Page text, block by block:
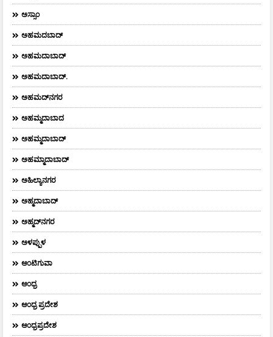
ಅಸ್ಸಾಂ
ಅಹಮದಬಾದ್
ಅಹಮದಾಬಾದ್
ಅಹಮದಾಬಾದ್‌.
ಅಹಮದ್‌ನಗರ
ಅಹಮ್ಮದಾಬಾದ
ಅಹಮ್ಮದಾಬಾದ್
ಅಹಮ್ಮಾದಾಬಾದ್
ಅಹಿಲ್ಯಾನಗರ
ಅಹ್ಮದಾಬಾದ್
ಅಹ್ಮದ್‌ನಗರ
ಅಳಪ್ಪುಳ
ಆಂಟಿಗುವಾ
ಆಂಧ್ರ
ಆಂಧ್ರ ಪ್ರದೇಶ
ಆಂಧ್ರಪ್ರದೇಶ